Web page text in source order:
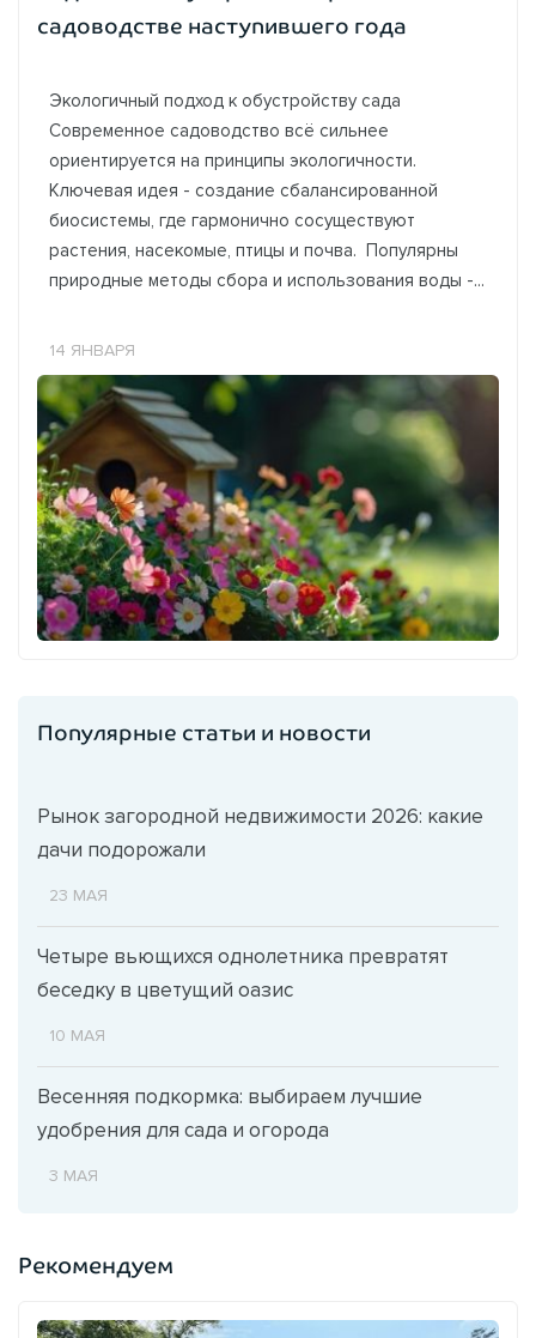
садоводстве наступившего года
Экологичный подход к обустройству сада
Современное садоводство всё сильнее
ориентируется на принципы экологичности.
Ключевая идея - создание сбалансированной
биосистемы, где гармонично сосуществуют
растения, насекомые, птицы и почва. Популярны
природные методы сбора и использования воды -...
14 ЯНВАРЯ
Популярные статьи и новости
Рынок загородной недвижимости 2026: какие
дачи подорожали
23 МАЯ
Четыре вьющихся однолетника превратят
беседку в цветущий оазис
10 МАЯ
Весенняя подкормка: выбираем лучшие
удобрения для сада и огорода
3 МАЯ
Рекомендуем